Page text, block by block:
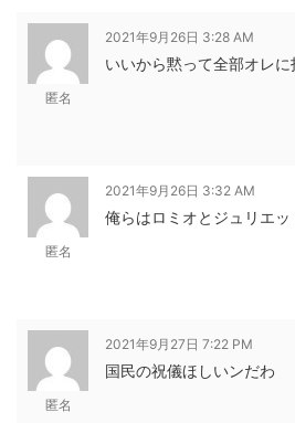
匿名
2021年9月26日 3:28 AM
いいから黙って全部オレ
匿名
2021年9月26日 3:32 AM
俺らはロミオとジュリエッ
匿名
2021年9月27日 7:22 PM
国民の祝儀ほしいンだわ